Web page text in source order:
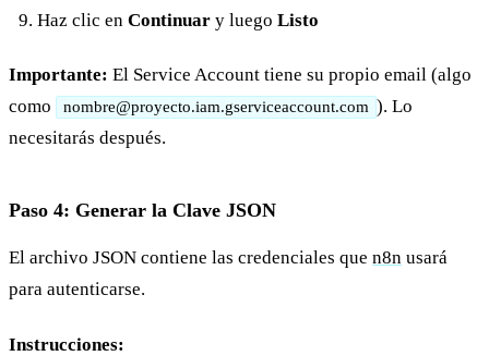
Haz clic en Continuary luego Listo
Importante: El Service Account tiene su propio email (algo
como
nombre@proyecto.iam.gserviceaccount.com ). Lo
necesitarás después.
Paso 4: Generar la Clave JSON
El archivo JSON contiene las credenciales que n8n usará
para autenticarse.
Instrucciones: